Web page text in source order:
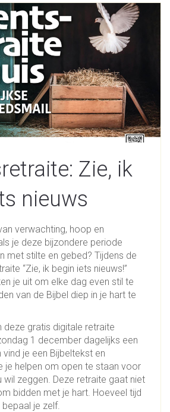
Zie, ik
nieuws
verwachting, hoop en
je deze bijzondere periode
met stilte en gebed? Tijdens de
“Zie, ik begin iets nieuws!”
je uit om elke dag even stil te
van de Bijbel diep in je hart te
deze gratis digitale retraite
1 december dagelijks een
vind je een Bijbeltekst en
je helpen om open te staan voor
zeggen. Deze retraite gaat niet
bidden met je hart. Hoeveel tijd
je zelf.